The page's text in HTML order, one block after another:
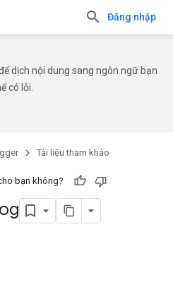
Đăng nhập
dịch nội dung sang ngôn ngữ bạn
có lỗi.
Tài liệu tham khảo
bạn không?